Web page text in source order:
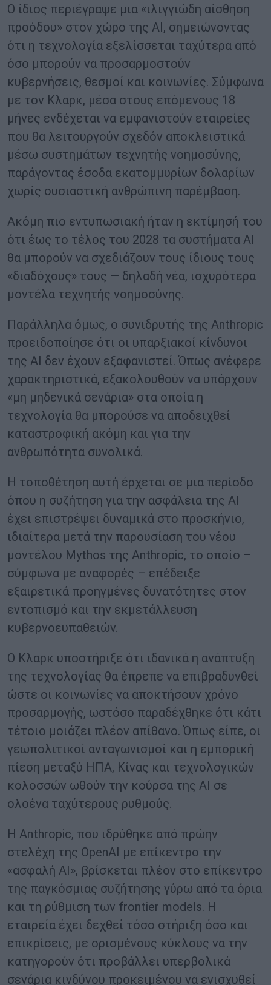
Ο ίδιος περιέγραψε μια «ιλιγγιώδη αίσθηση
προόδου» στον χώρο της AI, σημειώνοντας
ότι η τεχνολογία εξελίσσεται ταχύτερα από
όσο μπορούν να προσαρμοστούν
κυβερνήσεις, θεσμοί και κοινωνίες. Σύμφωνα
με τον Κλαρκ, μέσα στους επόμενους 18
μήνες ενδέχεται να εμφανιστούν εταιρείες
που θα λειτουργούν σχεδόν αποκλειστικά
μέσω συστημάτων τεχνητής νοημοσύνης,
παράγοντας έσοδα εκατομμυρίων δολαρίων
χωρίς ουσιαστική ανθρώπινη παρέμβαση.
Ακόμη πιο εντυπωσιακή ήταν η εκτίμησή του
ότι έως το τέλος του 2028 τα συστήματα AI
θα μπορούν να σχεδιάζουν τους ίδιους τους
«διαδόχους» τους — δηλαδή νέα, ισχυρότερα
μοντέλα τεχνητής νοημοσύνης.
Παράλληλα όμως, ο συνιδρυτής της Anthropic
προειδοποίησε ότι οι υπαρξιακοί κίνδυνοι
της AI δεν έχουν εξαφανιστεί. Όπως ανέφερε
χαρακτηριστικά, εξακολουθούν να υπάρχουν
«μη μηδενικά σενάρια» στα οποία η
τεχνολογία θα μπορούσε να αποδειχθεί
καταστροφική ακόμη και για την
ανθρωπότητα συνολικά.
Η τοποθέτηση αυτή έρχεται σε μια περίοδο
όπου η συζήτηση για την ασφάλεια της AI
έχει επιστρέψει δυναμικά στο προσκήνιο,
ιδιαίτερα μετά την παρουσίαση του νέου
μοντέλου Mythos της Anthropic, το οποίο –
σύμφωνα με αναφορές – επέδειξε
εξαιρετικά προηγμένες δυνατότητες στον
εντοπισμό και την εκμετάλλευση
κυβερνοευπαθειών.
Ο Κλαρκ υποστήριξε ότι ιδανικά η ανάπτυξη
της τεχνολογίας θα έπρεπε να επιβραδυνθεί
ώστε οι κοινωνίες να αποκτήσουν χρόνο
προσαρμογής, ωστόσο παραδέχθηκε ότι κάτι
τέτοιο μοιάζει πλέον απίθανο. Όπως είπε, οι
γεωπολιτικοί ανταγωνισμοί και η εμπορική
πίεση μεταξύ ΗΠΑ, Κίνας και τεχνολογικών
κολοσσών ωθούν την κούρσα της AI σε
ολοένα ταχύτερους ρυθμούς.
Η Anthropic, που ιδρύθηκε από πρώην
στελέχη της OpenAI με επίκεντρο την
«ασφαλή AI», βρίσκεται πλέον στο επίκεντρο
της παγκόσμιας συζήτησης γύρω από τα όρια
και τη ρύθμιση των frontier models. Η
εταιρεία έχει δεχθεί τόσο στήριξη όσο και
επικρίσεις, με ορισμένους κύκλους να την
κατηγορούν ότι προβάλλει υπερβολικά
σενάρια κινδύνου προκειμένου να ενισχυθεί